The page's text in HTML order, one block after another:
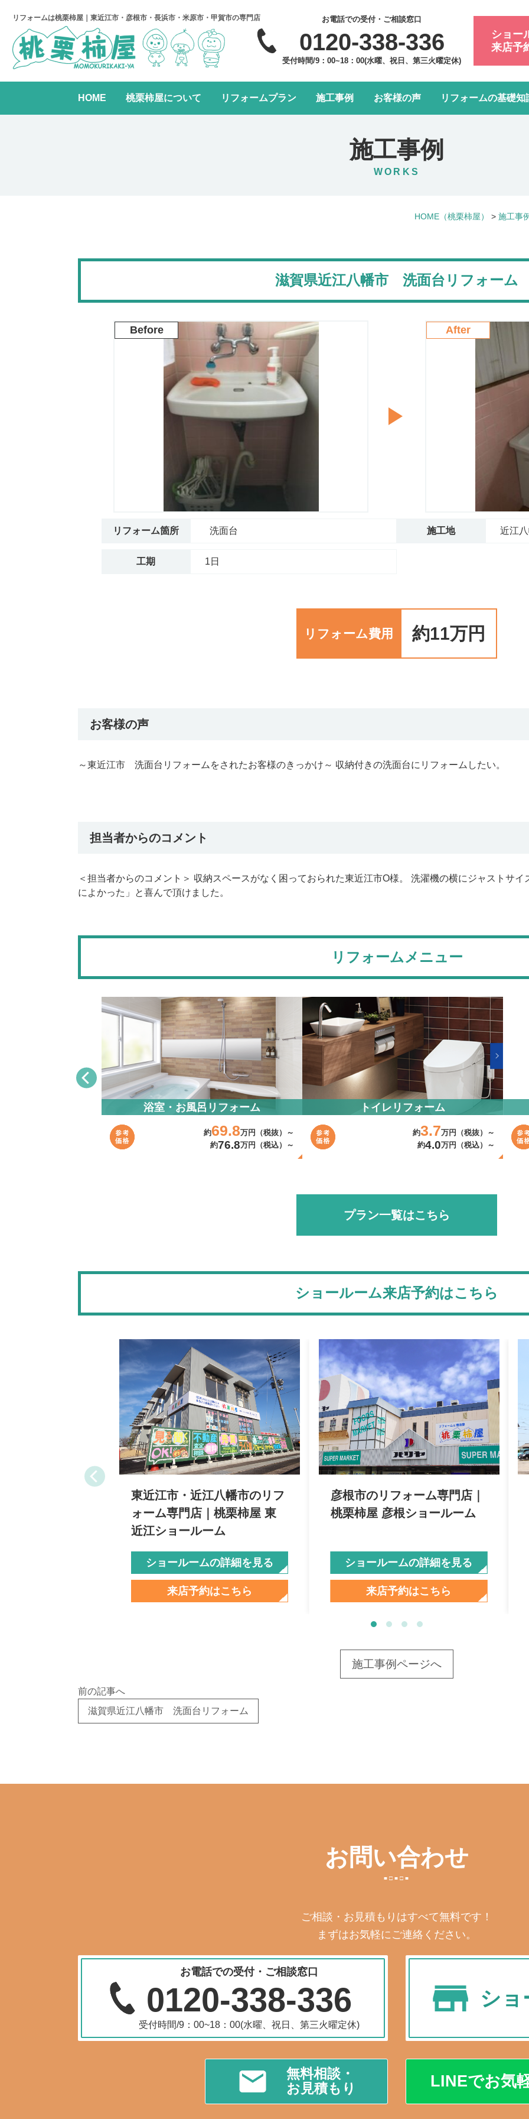
リフォームは桃栗柿屋｜東近江市・彦根市・長浜市・米原市・甲賀市の専門店 お電話での受付・ご相談窓口
0120-338-336
受付時間/9：00~18：00(水曜、祝日、第三火曜定休)
ショー
来店予
HOME 桃栗柿屋について リフォームプラン
水まわり4点パック LDK改装リフォーム
施工事例 お客様の声 リフォームの基礎知
施工事例
WORKS
HOME （桃栗柿屋） > 施工事
滋賀県近江八幡市 洗面台リフォーム
Before After
リフォーム箇所 洗面台 施工地 近江
工期 1日
リフォーム費用 約11万円
お客様の声
～東近江市 洗面台リフォームをされたお客様のきっかけ～ 収納付きの洗面台にリフォームしたい。
担当者からのコメント
＜担当者からのコメント＞ 収納スペースがなく困っておられた東近江市O様。 洗濯機の横にジャストサ
によかった」と喜んで頂けました。
リフォームメニュー
浴室・お風呂リフォーム
約69.8万円（税抜）～
約76.8万円（税込）～
トイレリフォーム
約3.7万円（税抜）～
約4.0万円（税込）～
プラン一覧はこちら
ショールーム来店予約はこちら
東近江市・近江八幡市のリフ
ォーム専門店｜桃栗柿屋 東
近江ショールーム
ショールームの詳細を見る
来店予約はこちら
彦根市のリフォーム専門店｜
桃栗柿屋 彦根ショールーム
ショールームの詳細を見る
来店予約はこちら
施工事例ページへ
前の記事へ
滋賀県近江八幡市 洗面台リフォーム
お問い合わせ
ご相談・お見積もりはすべて無料です！
まずはお気軽にご連絡ください。
お電話での受付・ご相談窓口
0120-338-336
受付時間/9：00~18：00(水曜、祝日、第三火曜定休)
ショ
無料相談・
お見積もり
LINEでお気